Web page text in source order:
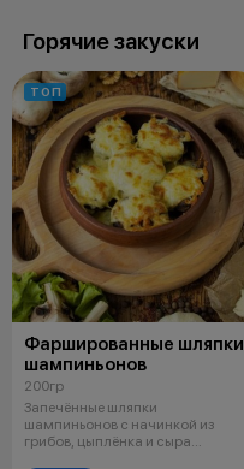
Горячие закуски
ТОП
Фаршированные шляпки
шампиньонов
200гр
Запечённые шляпки
шампиньонов с начинкой из
грибов, цыплёнка и сыра